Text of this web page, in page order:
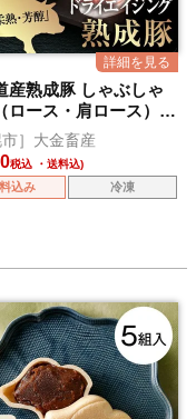
産熟成豚 しゃぶしゃ
ロース・肩ロース）
市］大金畜産
税込
込み 冷凍